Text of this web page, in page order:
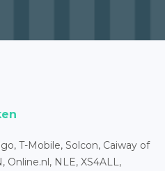
T-Mobile, Solcon, Caiway of
Online.nl, NLE, XS4ALL,